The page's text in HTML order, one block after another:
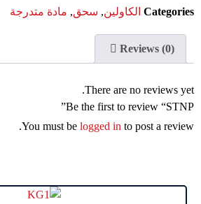
Categories الكاولين, سحق, مادة متدرجة
Reviews (0)
There are no reviews yet.
Be the first to review “STNP”
You must be logged in to post a review.